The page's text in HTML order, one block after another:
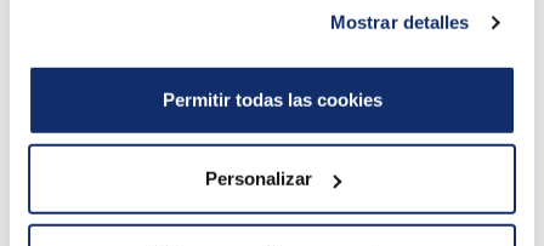
Mostrar detalles
Permitir todas las cookies
Personalizar
Adventures
Comments